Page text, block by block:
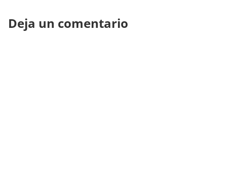
Deja un comentario